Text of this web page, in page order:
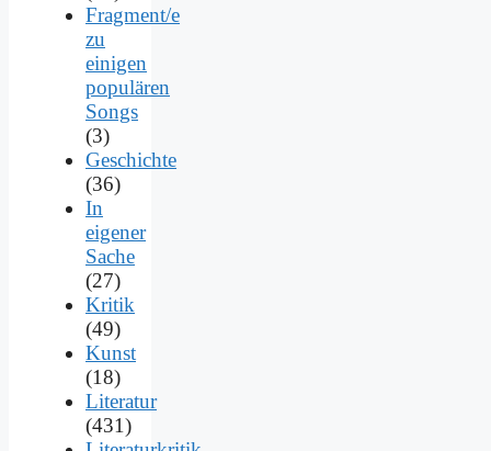
Fragment/e
zu
einigen
populären
Songs
(3)
Geschichte
(36)
In
eigener
Sache
(27)
Kritik
(49)
Kunst
(18)
Literatur
(431)